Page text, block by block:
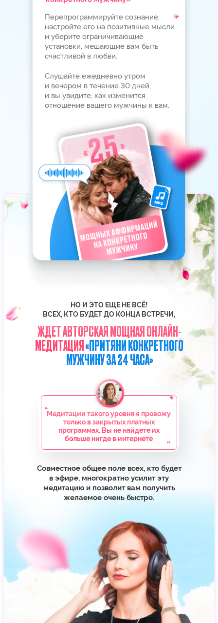
Основатель топовой
онлайн-школы
Сертифицированный
коуч ICF
Обладатель золотой
кнопки YouTube
ПОЧЕМУ ВЫ МОЖЕТЕ
ДОВЕРЯТЬ ЕЛИЗАВЕТЕ
АВТОР ДВУХ КНИГ-
изучает Силу Мысли,
БОЛЕЕ 20 ЛЕТ
подписчиков на YouTube-
БОЛЕЕ 1 400 000+
курса «Секреты счастливых
отношений» счастливы в любви
16 935 ВЫПУСКНИЦ
по всему миру выбрали
Елизавету своим учителем
БОЛЕЕ 100 000 ЧЕЛОВЕК
«Исполняем любовные желания»
«Как исполнить заветное
желание за 30 дней»